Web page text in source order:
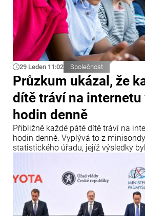
29 Leden 11:02 Společnost
Průzkum ukázal, že
dítě tráví na internetu
hodin denně
Přibližně každé páté dítě tráví na
hodin denně. Vyplývá to z
statistického úřadu, jejíž výsledky